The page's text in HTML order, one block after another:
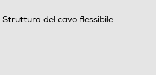
del cavo flessibile -